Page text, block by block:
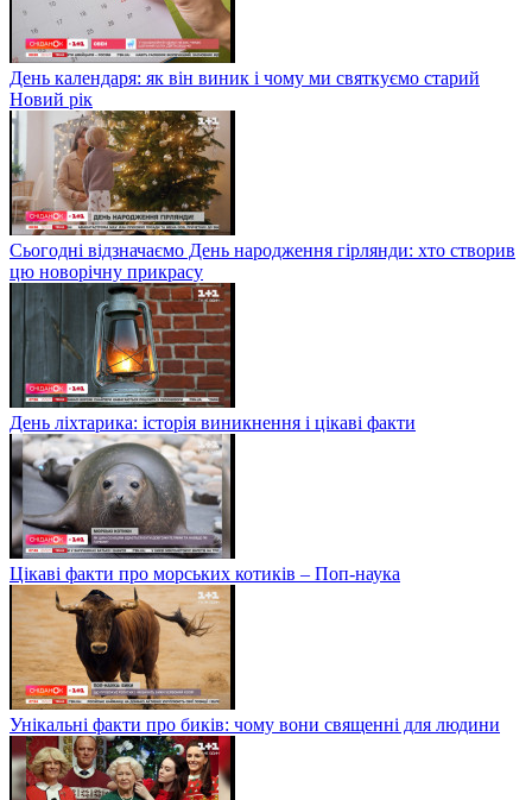
День календаря: як він виник і чому ми святкуємо старий
Новий рік
Сьогодні відзначаємо День народження гірлянди: хто створив
цю новорічну прикрасу
День ліхтарика: історія виникнення і цікаві факти
Цікаві факти про морських котиків – Поп-наука
Унікальні факти про биків: чому вони священні для людини